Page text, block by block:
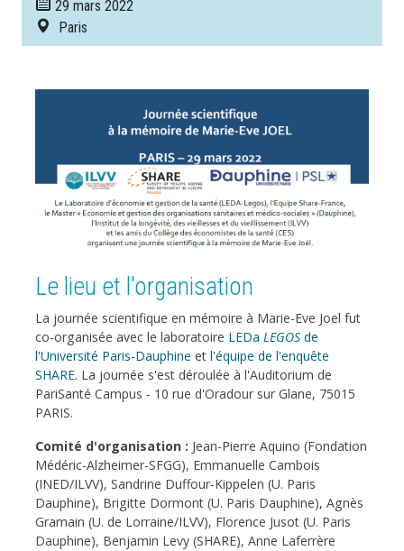
29 mars 2022
Paris
Le lieu et l'organisation
La journée scientifique en mémoire à Marie-Eve Joel fut
co-organisée avec le laboratoire LEDa LEGOSde
l'Université Paris-Dauphine et l'équipe de l'enquête
SHARE. La journée s'est déroulée à l'Auditorium de
PariSanté Campus - 10 rue d'Oradour sur Glane, 75015
PARIS.
Comité d'organisation : Jean-Pierre Aquino (Fondation
Médéric-Alzheimer-SFGG), Emmanuelle Cambois
(INED/ILVV), Sandrine Duffour-Kippelen (U. Paris
Dauphine), Brigitte Dormont (U. Paris Dauphine), Agnès
Gramain (U. de Lorraine/ILVV), Florence Jusot (U. Paris
Dauphine), Benjamin Levy (SHARE), Anne Laferrère